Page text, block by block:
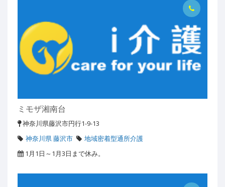
ミモザ湘南台
神奈川県藤沢市円行1-9-13
神奈川県 藤沢市
地域密着型通所介護
1月1日～1月3日まで休み。